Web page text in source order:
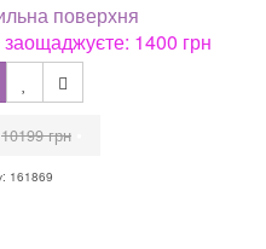
поверхня
1400 грн
10199 грн
161869